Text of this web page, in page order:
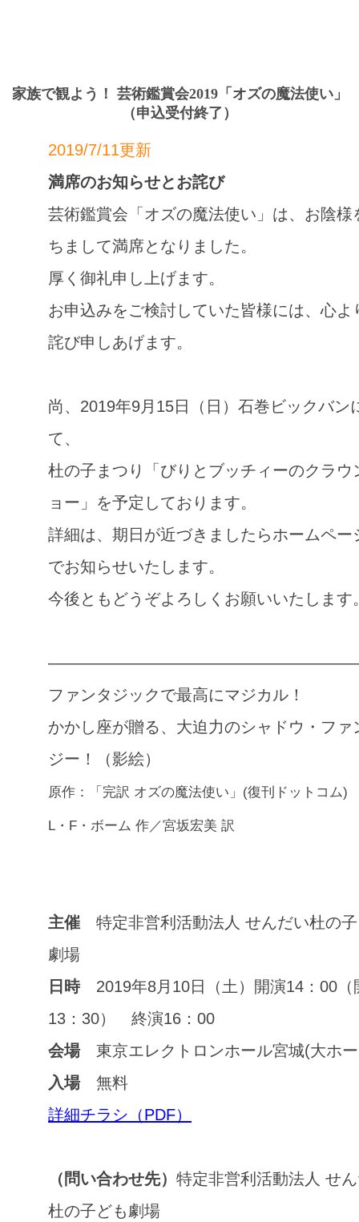
家族で観よう！ 芸術鑑賞会2019「オズの魔法使い」
（申込受付終了）
2019/7/11更新
満席のお知らせとお詫び
芸術鑑賞会「オズの魔法使い」は、お陰様
ちまして満席となりました。
厚く御礼申し上げます。
お申込みをご検討していた皆様には、心よ
詫び申しあげます。
尚、2019年9月15日（日）石巻ビックバン
て、
杜の子まつり「びりとブッチィーのクラウ
ョー」を予定しております。
詳細は、期日が近づきましたらホームペー
でお知らせいたします。
今後ともどうぞよろしくお願いいたします
ファンタジックで最高にマジカル！
かかし座が贈る、大迫力のシャドウ・ファ
ジー！（影絵）
原作：「完訳 オズの魔法使い」(復刊ドットコム)
L・F・ボーム 作／宮坂宏美 訳
主催 特定非営利活動法人 せんだい杜の
劇場
日時2019年8月10日（土）開演14：00（
13：30） 終演16：00
会場東京エレクトロンホール宮城(大ホ
入場無料
詳細チラシ（PDF）
（問い合わせ先） 特定非営利活動法人 せ
杜の子ども劇場